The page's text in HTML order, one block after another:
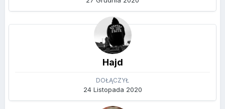
Hajd
DOŁĄCZYŁ
24 Listopada 2020